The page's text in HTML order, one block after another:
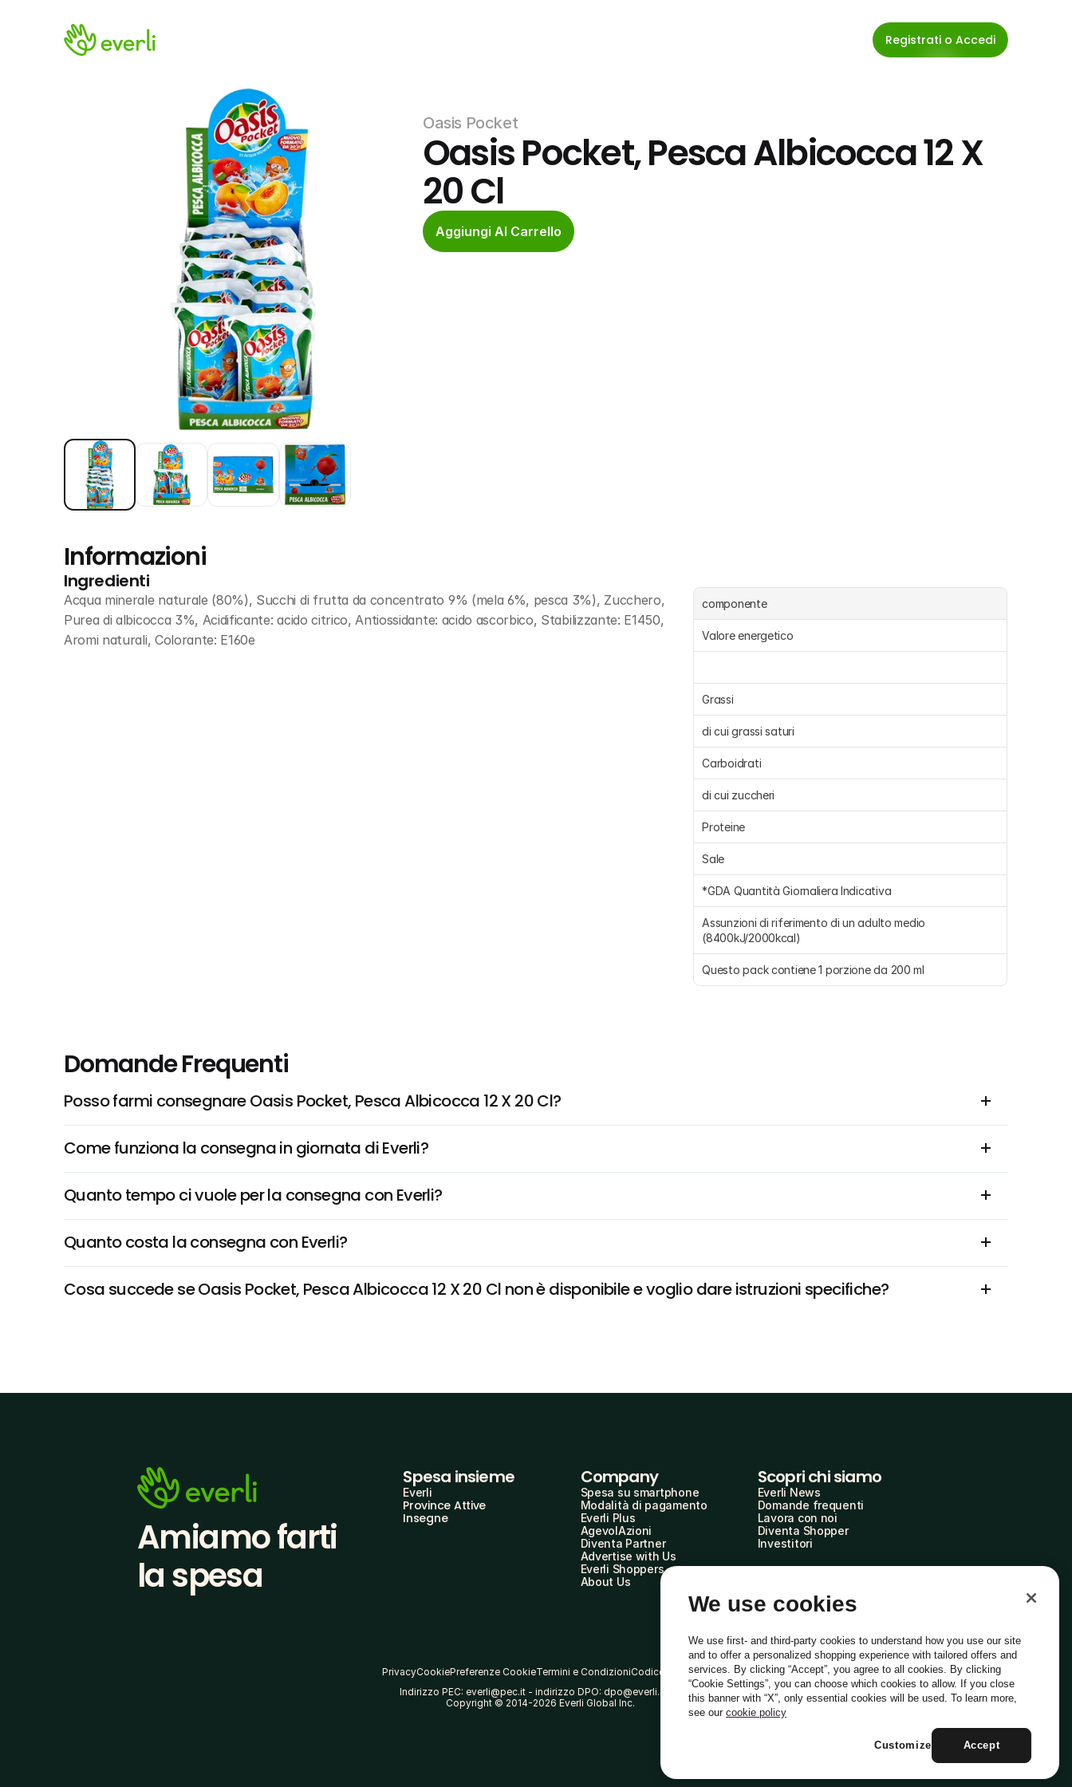
Registrati o Accedi
Oasis Pocket
Oasis Pocket, Pesca Albicocca 12 X
20 Cl
Aggiungi Al Carrello
Informazioni
Ingredienti
Acqua minerale naturale (80%), Succhi di frutta da concentrato 9% (mela 6%, pesca 3%), Zucchero,
Purea di albicocca 3%, Acidificante: acido citrico, Antiossidante: acido ascorbico, Stabilizzante: E1450,
Aromi naturali, Colorante: E160e
componente
Valore energetico
Grassi
di cui grassi saturi
Carboidrati
di cui zuccheri
Proteine
Sale
*GDA Quantità Giornaliera Indicativa
Assunzioni di riferimento di un adulto medio
(8400kJ/2000kcal)
Questo pack contiene 1 porzione da 200 ml
Domande Frequenti
Posso farmi consegnare Oasis Pocket, Pesca Albicocca 12 X 20 Cl?
Come funziona la consegna in giornata di Everli?
Quanto tempo ci vuole per la consegna con Everli?
Quanto costa la consegna con Everli?
Cosa succede se Oasis Pocket, Pesca Albicocca 12 X 20 Cl non è disponibile e voglio dare istruzioni specifiche?
Amiamo farti
la spesa
Spesa insieme
Everli
Province Attive
Insegne
Company
Spesa su smartphone
Modalità di pagamento
Everli Plus
AgevolAzioni
Diventa Partner
Advertise with Us
Everli Shoppers
About Us
Scopri chi siamo
Everli News
Domande frequenti
Lavora con noi
Diventa Shopper
Investitori
PrivacyCookiePreferenze CookieTermini e CondizioniCodice Etico
Indirizzo PEC: everli@pec.it - indirizzo DPO: dpo@everli.com
Copyright © 2014-2026 Everli Global Inc.
Italiano
We use cookies
We use first- and third-party cookies to understand how you use our site
and to offer a personalized shopping experience with tailored offers and
services. By clicking “Accept”, you agree to all cookies. By clicking
“Cookie Settings”, you can choose which cookies to allow. If you close
this banner with “X”, only essential cookies will be used. To learn more,
see our cookie policy
Accept
Customize